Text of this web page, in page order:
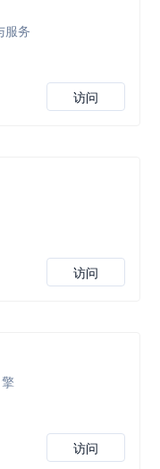
服务
访问
访问
访问